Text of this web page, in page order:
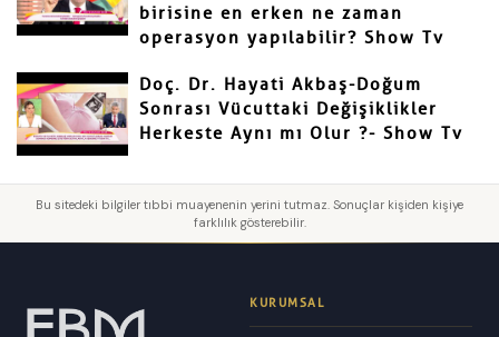
birisine en erken ne zaman
operasyon yapılabilir? Show Tv
Doç. Dr. Hayati Akbaş-Doğum
Sonrası Vücuttaki Değişiklikler
Herkeste Aynı mı Olur ?- Show Tv
Bu sitedeki bilgiler tıbbi muayenenin yerini tutmaz. Sonuçlar kişiden kişiye
farklılık gösterebilir.
KURUMSAL